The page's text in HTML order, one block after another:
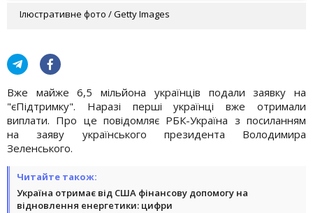
Ілюстративне фото / Getty Images
Вже майже 6,5 мільйона українців подали заявку на
"єПідтримку". Наразі перші українці вже отримали
виплати. Про це повідомляє РБК-Україна з посиланням
на заяву українського президента Володимира
Зеленського.
Читайте також:
Україна отримає від США фінансову допомогу на
відновлення енергетики: цифри